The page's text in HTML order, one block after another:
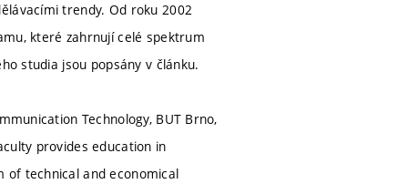
trendy. Od roku 2002
které zahrnují celé spektrum
studia jsou popsány v článku.
Technology, BUT Brno,
provides education in
of technical and economical